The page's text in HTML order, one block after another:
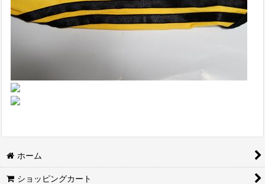
ホーム
ショッピングカート